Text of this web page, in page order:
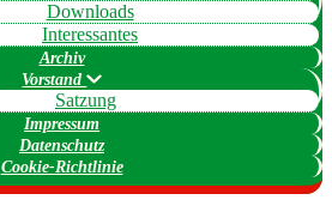
Downloads
Interessantes
Archiv
Vorstand
Satzung
Impressum
Datenschutz
Cookie-Richtlinie